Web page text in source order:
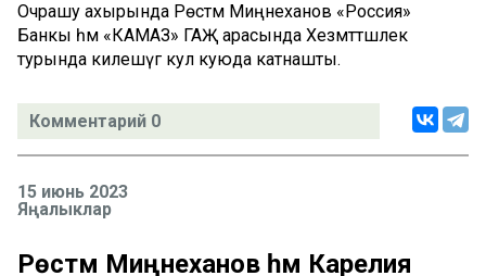
Очрашу ахырында Рөстәм Миңнеханов «Россия»
Банкы һәм «КАМАЗ» ГАҖ арасында Хезмәттәшлек
турында килешүгә кул куюда катнашты.
Комментарий 0
15 июнь 2023
Яңалыклар
Рөстәм Миңнеханов һәм Карелия